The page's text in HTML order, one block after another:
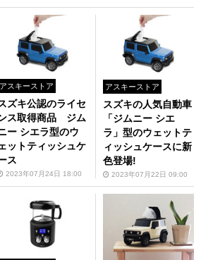
アスキーストア
ズキ公認のライセ
ス取得商品 ジム
ー シエラ型のウ
ットティッシュケ
ス
2023年07月24日 18:00
アスキーストア
スズキの人気自動車
「ジムニー シエ
ラ」型のウェットテ
ィッシュケースに新
色登場!
2023年07月22日 09:00